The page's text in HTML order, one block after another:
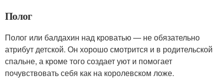
Полог
Полог или балдахин над кроватью — не обязательно
атрибут детской. Он хорошо смотрится и в родительской
спальне, а кроме того создает уют и помогает
почувствовать себя как на королевском ложе.